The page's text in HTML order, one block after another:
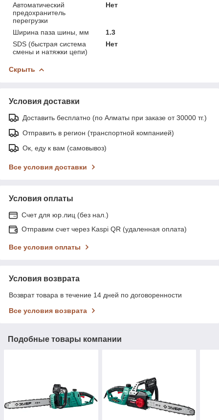
Автоматический
предохранитель
перегрузки
Нет
Ширина паза шины, мм
1.3
SDS (быстрая система
смены и натяжки цепи)
Нет
Скрыть
Условия доставки
Доставить бесплатно (по Алматы при заказе от 30000 тг.)
Отправить в регион (транспортной компанией)
Ок, еду к вам (самовывоз)
Все условия доставки
Условия оплаты
Счет для юр.лиц (без нал.)
Отправим счет через Kaspi QR (удаленная оплата)
Все условия оплаты
Условия возврата
Возврат товара в течение 14 дней по договоренности
Все условия возврата
Подобные товары компании